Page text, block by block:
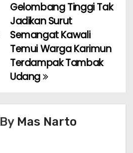
Gelombang Tinggi Tak
Jadikan Surut
Semangat Kawali
Temui Warga Karimun
Terdampak Tambak
Udang
By Mas Narto